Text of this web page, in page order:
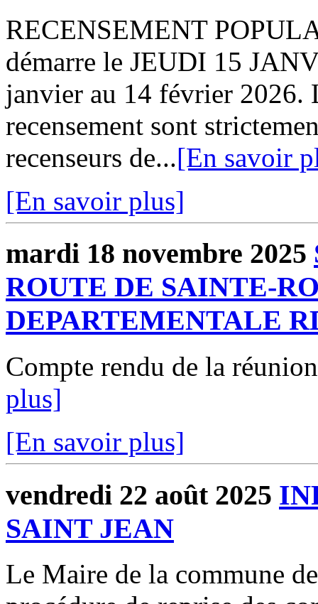
RECENSEMENT
démarre le JEUDI 15
janvier au 14 février 2026.
recensement sont
recenseurs de...[En savoir
[En savoir plus]
mardi 18 novembre 2025
ROUTE DE SAINTE-
DEPARTEMENTALE
Compte rendu de la
plus]
[En savoir plus]
vendredi 22 août 2025
SAINT JEAN
Le Maire de la commune